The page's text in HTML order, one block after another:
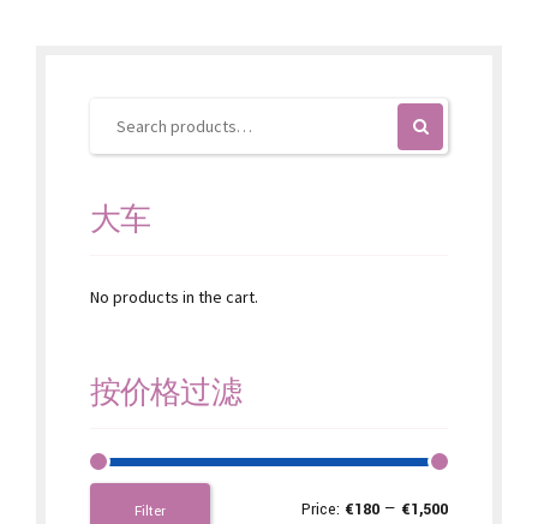
product
大车
No products in the cart.
按价格过滤
Filter Price: €180 — €1,500